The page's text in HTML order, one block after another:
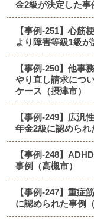
金2級が決定した事
【事例-251】心筋
より障害等級1級が
【事例-250】他事
やり直し請求につ
ケース（摂津市）
【事例-249】広汎
年金2級に認められ
【事例-248】
事例（高槻市）
【事例-247】重症
に認められた事例